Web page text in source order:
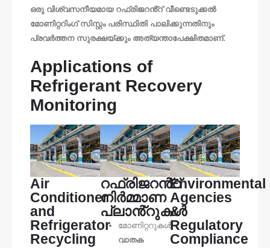
ഒരു വിശ്വസനീയമായ റഫ്രിജറൻ്റ് വീണ്ടെടുക്കൽ
മോണിറ്ററിംഗ് സിസ്റ്റം പരിസ്ഥിതി പാലിക്കുന്നതിനും
പ്രവർത്തന സുരക്ഷയ്ക്കും അത്യന്താപേക്ഷിതമാണ്.
Applications of
Refrigerant Recovery
Monitoring
Air
Conditioner
and
Refrigerator
Recycling
റഫ്രിജറൻ്റ്
നിർമ്മാണ
പ്ലാൻ്റുകൾ
മോണിറ്ററുകൾ
വാതക
Environmental
Agencies
&
Regulatory
Compliance